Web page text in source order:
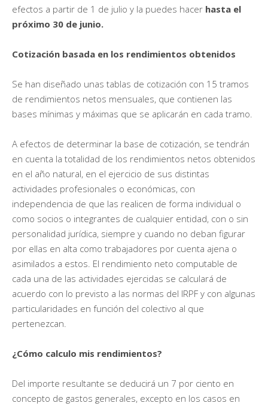
efectos a partir de 1 de julio y la puedes hacer hasta el
próximo 30 de junio.
Cotización basada en los rendimientos obtenidos
Se han diseñado unas tablas de cotización con 15 tramos
de rendimientos netos mensuales, que contienen las
bases mínimas y máximas que se aplicarán en cada tramo.
A efectos de determinar la base de cotización, se tendrán
en cuenta la totalidad de los rendimientos netos obtenidos
en el año natural, en el ejercicio de sus distintas
actividades profesionales o económicas, con
independencia de que las realicen de forma individual o
como socios o integrantes de cualquier entidad, con o sin
personalidad jurídica, siempre y cuando no deban figurar
por ellas en alta como trabajadores por cuenta ajena o
asimilados a estos. El rendimiento neto computable de
cada una de las actividades ejercidas se calculará de
acuerdo con lo previsto a las normas del IRPF y con algunas
particularidades en función del colectivo al que
pertenezcan.
¿Cómo calculo mis rendimientos?
Del importe resultante se deducirá un 7 por ciento en
concepto de gastos generales, excepto en los casos en